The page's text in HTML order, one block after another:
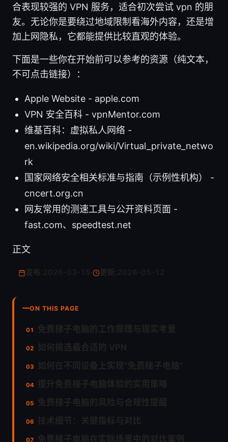
合表现较强的 VPN 服务，适合初次尝试 vpn 的朋
友。无论你是要绕过地域限制看海外内容，还是增
加上网隐私，它都能提供比较直观的体验。
下面是一些你在开始前可以参考的资源（纯文本，
不可点击链接）：
Apple Website - apple.com
VPN 安全百科 - vpnMentor.com
维基百科：虚拟私人网络 -
en.wikipedia.org/wiki/Virtual_private_netwo
rk
国家网络安全相关标准与指南（示例性机构） -
cncert.org.cn
网友常用的测速工具与公开资料页面 -
fast.com、speedtest.net
正文
更新:
ON THIS PAGE